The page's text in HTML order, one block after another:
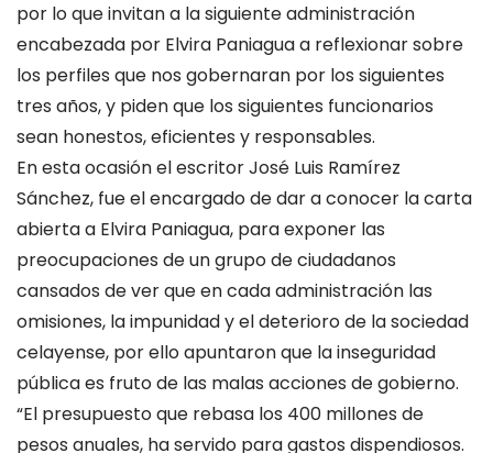
por lo que invitan a la siguiente administración
encabezada por Elvira Paniagua a reflexionar sobre
los perfiles que nos gobernaran por los siguientes
tres años, y piden que los siguientes funcionarios
sean honestos, eficientes y responsables.
En esta ocasión el escritor José Luis Ramírez
Sánchez, fue el encargado de dar a conocer la carta
abierta a Elvira Paniagua, para exponer las
preocupaciones de un grupo de ciudadanos
cansados de ver que en cada administración las
omisiones, la impunidad y el deterioro de la sociedad
celayense, por ello apuntaron que la inseguridad
pública es fruto de las malas acciones de gobierno.
“El presupuesto que rebasa los 400 millones de
pesos anuales, ha servido para gastos dispendiosos.